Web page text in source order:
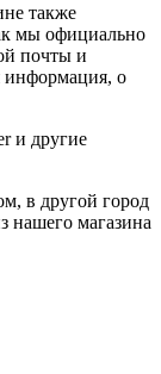
также
мы официально
почты и
информация, о
и другие
в другой город
нашего магазина